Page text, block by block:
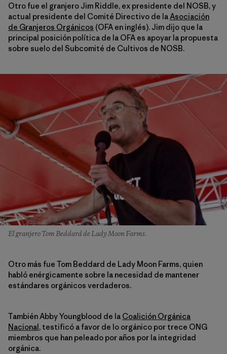
Otro fue el granjero Jim Riddle, ex presidente del NOSB, y
actual presidente del Comité Directivo de la Asociación
de Granjeros Orgánicos (OFA en inglés). Jim dijo que la
principal posición política de la OFA es apoyar la propuesta
sobre suelo del Subcomité de Cultivos de NOSB.
El granjero Tom Beddard de Lady Moon Farms.
Otro más fue Tom Beddard de Lady Moon Farms, quien
habló enérgicamente sobre la necesidad de mantener
estándares orgánicos verdaderos.
También Abby Youngblood de la Coalición Orgánica
Nacional , testificó a favor de lo orgánico por trece ONG
miembros que han peleado por años por la integridad
orgánica.